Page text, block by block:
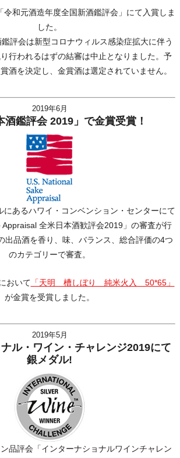
和元酒造年度全国新酒鑑評会」にて入賞しま
した。
評会は新型コロナウィルス感染症拡大に伴う
行われるはずの結審は中止となりました。予
酒を決定し、金賞酒は選定されていません。
2019年6月
酒鑑評会 2019」で金賞受賞！
にあるハワイ・コンベンション・センターにて
Appraisal 全米日本酒歓評会2019」の審査が行
出品酒を香り、味、バランス、総合評価の4つ
のカテゴリーで審査。
おいて 「天明 槽しぼり 純米火入 50*65」
が金賞を受賞しました。
2019年5月
ル・ワイン・チャレンジ2019にて
銀メダル!
品評会「インターナショナルワインチャレン